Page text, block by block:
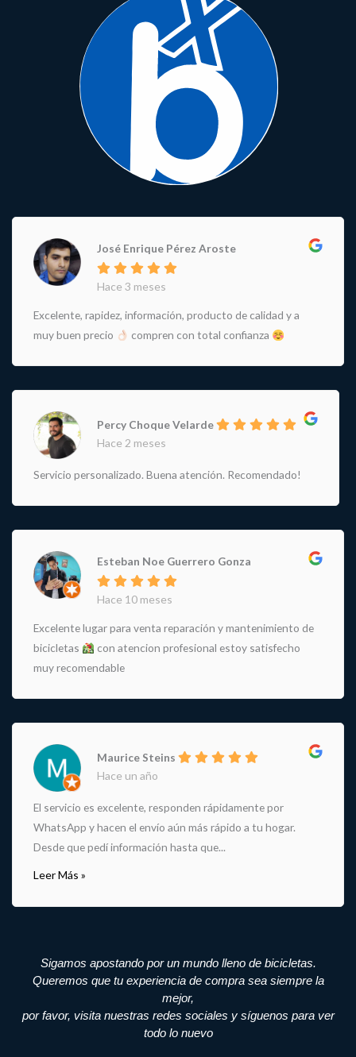
José Enrique Pérez Aroste
Hace 3 meses
Excelente, rapidez, información, producto de calidad y a
muy buen precio
compren con total confianza
Percy Choque Velarde
Hace 2 meses
Servicio personalizado. Buena atención. Recomendado!
Esteban Noe Guerrero Gonza
Hace 10 meses
Excelente lugar para venta reparación y mantenimiento de
bicicletas
con atencion profesional estoy satisfecho
muy recomendable
Maurice Steins
Hace un año
El servicio es excelente, responden rápidamente por
WhatsApp y hacen el envío aún más rápido a tu hogar.
Desde que pedí información hasta que...
Leer Más »
Sigamos apostando por un mundo lleno de bicicletas.
Queremos que tu experiencia de compra sea siempre la
mejor,
por favor, visita nuestras redes sociales y síguenos para ver
todo lo nuevo